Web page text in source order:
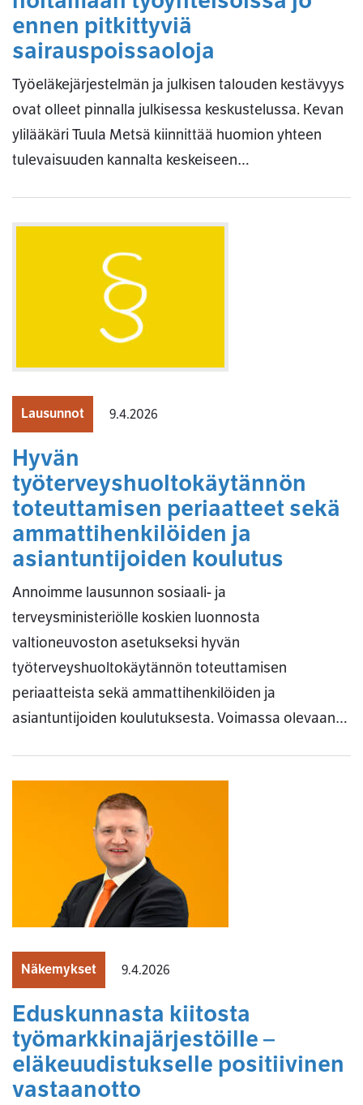
ennen pitkittyviä
sairauspoissaoloja
Työeläkejärjestelmän ja julkisen talouden kestävyys
ovat olleet pinnalla julkisessa keskustelussa. Kevan
ylilääkäri Tuula Metsä kiinnittää huomion yhteen
tulevaisuuden kannalta keskeiseen…
Lausunnot 9.4.2026
Hyvän
työterveyshuoltokäytännön
toteuttamisen periaatteet sekä
ammattihenkilöiden ja
asiantuntijoiden koulutus
Annoimme lausunnon sosiaali- ja
terveysministeriölle koskien luonnosta
valtioneuvoston asetukseksi hyvän
työterveyshuoltokäytännön toteuttamisen
periaatteista sekä ammattihenkilöiden ja
asiantuntijoiden koulutuksesta. Voimassa olevaan…
Näkemykset 9.4.2026
Eduskunnasta kiitosta
työmarkkinajärjestöille –
eläkeuudistukselle positiivinen
vastaanotto